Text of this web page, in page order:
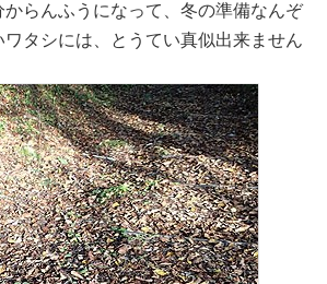
らんふうになって、冬の準備なんぞ
ワタシには、とうてい真似出来ません